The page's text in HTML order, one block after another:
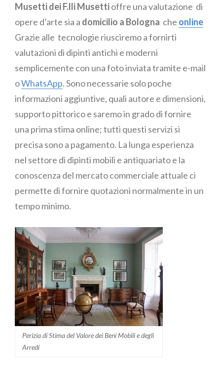
Musetti dei F.lli Musettioffre una valutazione di
opere d’arte sia a domicilio a Bologna che online
Grazie alle tecnologie riusciremo a fornirti
valutazioni di dipinti antichi e moderni
semplicemente con una foto inviata tramite e-mail
oWhatsApp. Sono necessarie solo poche
informazioni aggiuntive, quali autore e dimensioni,
supporto pittorico e saremo in grado di fornire
una prima stima online; tutti questi servizi si
precisa sono a pagamento. La lunga esperienza
nel settore di dipinti mobili e antiquariato e la
conoscenza del mercato commerciale attuale ci
permette di fornire quotazioni normalmente in un
tempo minimo.
Perizia di Stima del Valore dei Beni Mobili e degli
Arredi